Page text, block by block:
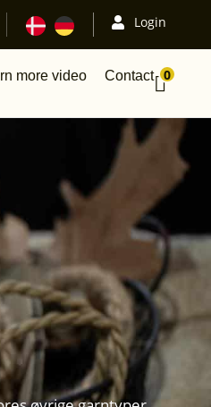
Login
more video Contact 0